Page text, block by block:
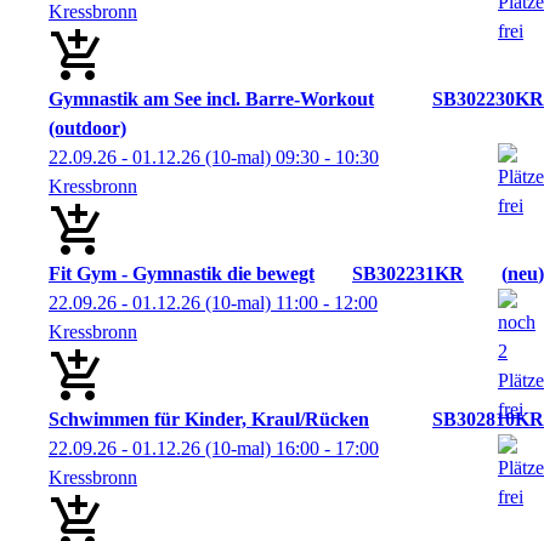
Kressbronn
Gymnastik am See incl. Barre-Workout
(outdoor)
SB302230KR
22.09.26 - 01.12.26 (10-mal) 09:30 - 10:30
Kressbronn
Fit Gym - Gymnastik die bewegt SB302231KR
neu
22.09.26 - 01.12.26 (10-mal) 11:00 - 12:00
Kressbronn
Schwimmen für Kinder, Kraul/Rücken
SB302810KR
22.09.26 - 01.12.26 (10-mal) 16:00 - 17:00
Kressbronn